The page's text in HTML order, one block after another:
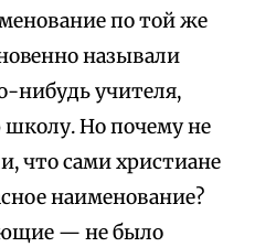
по той же
называли
нибудь учителя,
Но почему не
что сами христиане
наименование?
— не было